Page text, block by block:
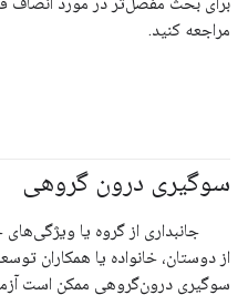
مراجعه کنید.
سوگیری درون گروهی
جانبداری از گروه یا ویژگی‌های
از دوستان، خانواده یا همکاران
سوگیری درون‌گروهی ممکن است